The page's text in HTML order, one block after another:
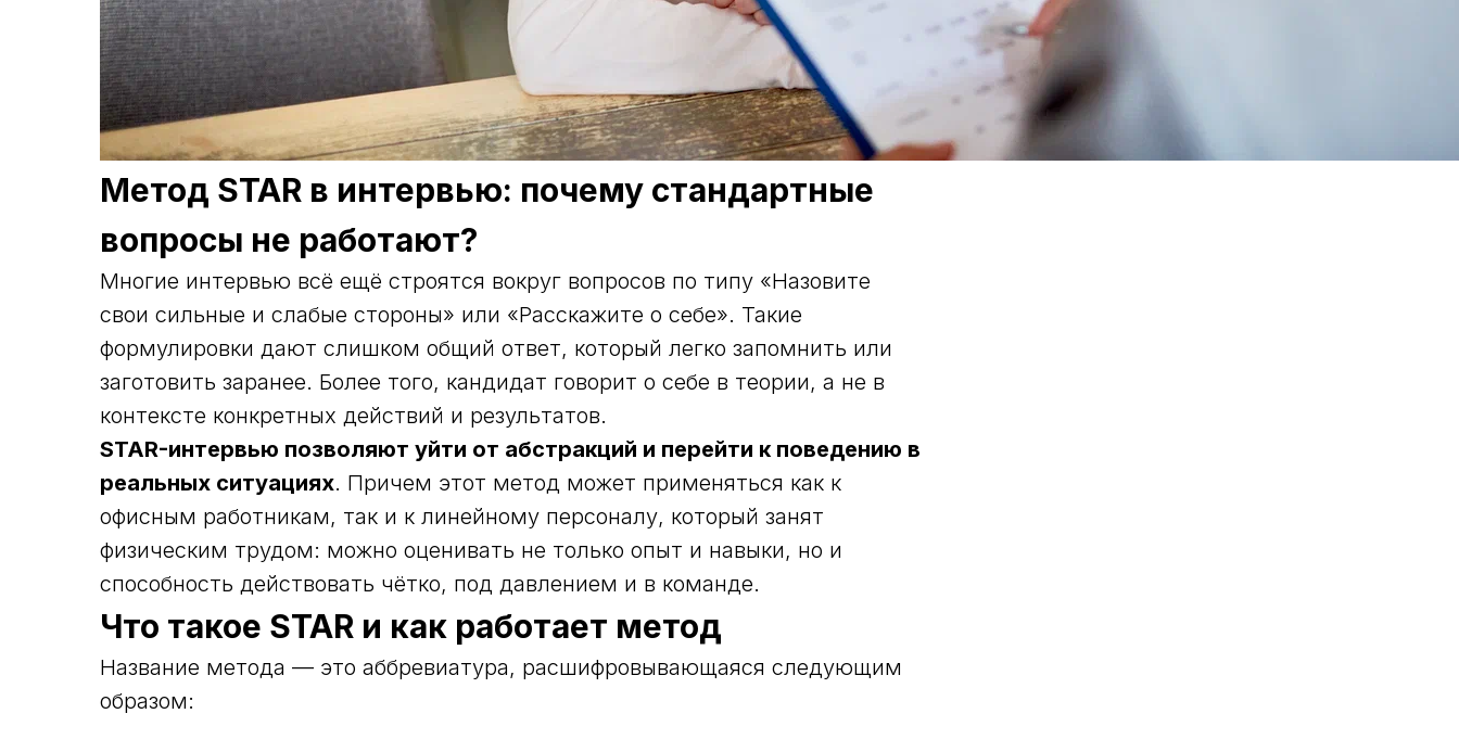
Метод STAR в интервью: почему стандартные
вопросы не работают?
Многие интервью всё ещё строятся вокруг вопросов по типу «Назовите
свои сильные и слабые стороны» или «Расскажите о себе». Такие
формулировки дают слишком общий ответ, который легко запомнить или
заготовить заранее. Более того, кандидат говорит о себе в теории, а не в
контексте конкретных действий и результатов.
STAR-интервью позволяют уйти от абстракций и перейти к поведению в
реальных ситуациях. Причем этот метод может применяться как к
офисным работникам, так и к линейному персоналу, который занят
физическим трудом: можно оценивать не только опыт и навыки, но и
способность действовать чётко, под давлением и в команде.
Что такое STAR и как работает метод
Название метода — это аббревиатура, расшифровывающаяся следующим
образом: